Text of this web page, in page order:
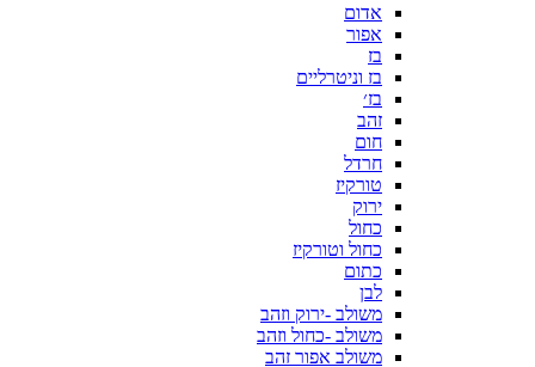
אדום
אפור
בז
בז וניטרליים
בז׳
זהב
חום
חרדל
טורקיז
ירוק
כחול
כחול וטורקיז
כתום
לבן
משולב -ירוק וזהב
משולב -כחול וזהב
משולב אפור זהב